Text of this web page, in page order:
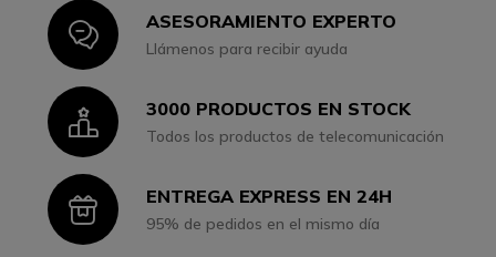
IconASESORAMIENTO EXPERTO
Llámenos para recibir ayuda
Icon3000 PRODUCTOS EN STOCK
Todos los productos de telecomunicación
IconENTREGA EXPRESS EN 24H
95% de pedidos en el mismo día